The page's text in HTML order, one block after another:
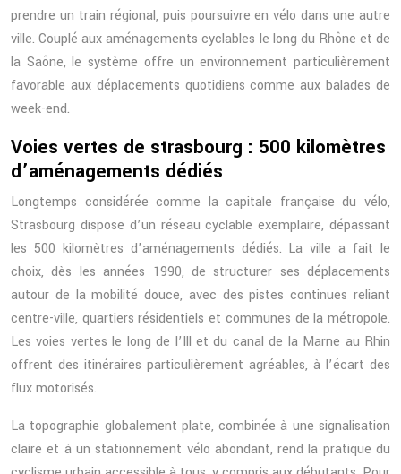
prendre un train régional, puis poursuivre en vélo dans une autre
ville. Couplé aux aménagements cyclables le long du Rhône et de
la Saône, le système offre un environnement particulièrement
favorable aux déplacements quotidiens comme aux balades de
week-end.
Voies vertes de strasbourg : 500 kilomètres
d’aménagements dédiés
Longtemps considérée comme la capitale française du vélo,
Strasbourg dispose d’un réseau cyclable exemplaire, dépassant
les 500 kilomètres d’aménagements dédiés. La ville a fait le
choix, dès les années 1990, de structurer ses déplacements
autour de la mobilité douce, avec des pistes continues reliant
centre-ville, quartiers résidentiels et communes de la métropole.
Les voies vertes le long de l’Ill et du canal de la Marne au Rhin
offrent des itinéraires particulièrement agréables, à l’écart des
flux motorisés.
La topographie globalement plate, combinée à une signalisation
claire et à un stationnement vélo abondant, rend la pratique du